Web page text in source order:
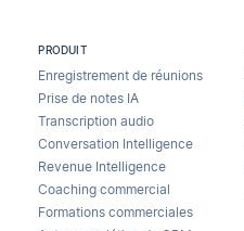
PRODUIT
Enregistrement de réunions
Prise de notes IA
Transcription audio
Conversation Intelligence
Revenue Intelligence
Coaching commercial
Formations commerciales